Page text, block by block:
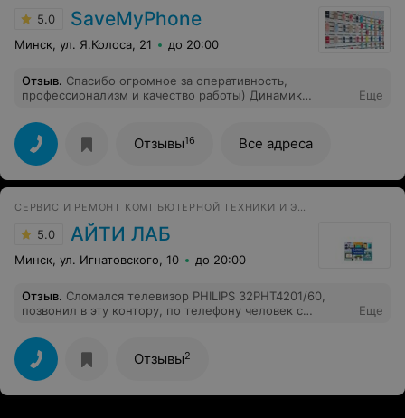
5.0 SaveMyPhone
Минск, ул. Я.Колоса, 21 до 20:00
Отзыв. Спасибо огромное за оперативность,
профессионализм и качество работы) Динамик
и вежливый молодой человек на приеме)Довольна на
все 100%.Рекомендую только Вас!
Еще
Отзывы16 Все адреса
СЕРВИС И РЕМОНТ КОМПЬЮТЕРНОЙ ТЕХНИКИ И ЭЛЕКТРОНИКИ
5.0 АЙТИ ЛАБ
Минск, ул. Игнатовского, 10 до 20:00
Отзыв. Сломался телевизор PHILIPS 32PHT4201/60,
позвонил в эту контору, по телефону человек с
примерную стоимость, вечером приехал человек,
забрал телевизор выписав как полагается документ
принятия в ремонт, ремонтировали не долго, на
телефонные звонки всегда отвечали после позвонили
что готов, сказали стоимость ремонта, она меня
Еще
Отзывы2